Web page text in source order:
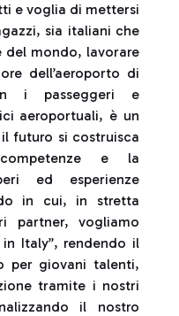
e voglia di mettersi
sia italiani che
del mondo, lavorare
dell’aeroporto di
i passeggeri e
aeroportuali, è un
futuro si costruisca
e la
ed esperienze
in cui, in stretta
partner, vogliamo
Italy”, rendendo il
per giovani talenti,
tramite i nostri
il nostro